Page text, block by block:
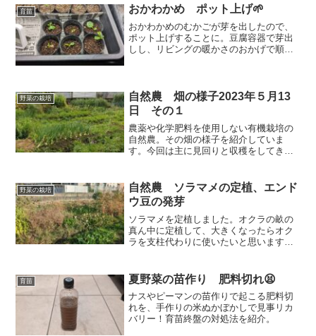
ことにしました
育苗 おかわかめ ポット上げ🌱
おかわかめのむかごが芽を出したので、
ポット上げすることに。豆腐容器で芽出
しし、リビングの暖かさのおかげで順調
ど、今年はちょっと早め。寒波が過ぎた
ら外に出せるかな。
野菜の栽培
自然農 畑の様子2023年５月13
日 その１
農薬や化学肥料を使用しない有機栽培の
自然農。その畑の様子を紹介していま
す。今回は主に見回りと収穫をしてきま
ものや、ニンジンは種採り用のものが大
きくなってきています。
野菜の栽培
自然農 ソラマメの定植、エンド
ウ豆の発芽
ソラマメを定植しました。オクラの畝の
真ん中に定植して、大きくなったらオク
ラを支柱代わりに使いたいと思います。
た種が落ちて勝手に発芽したものです。
これから大きくなるのかな？
育苗 夏野菜の苗作り 肥料切れ😫
ナスやピーマンの苗作りで起こる肥料切
れを、手作りの米ぬかぼかしで見事リカ
バリー！育苗終盤の対処法を紹介。